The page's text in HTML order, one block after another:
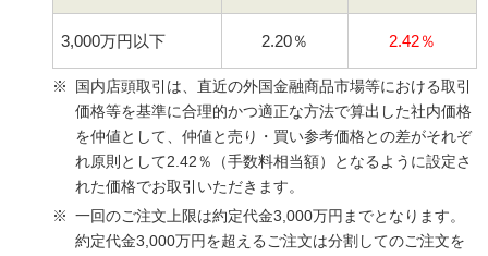
3,000万円以下 2.20％ 2.42％
国内店頭取引は、直近の外国金融商品市場等における取引
価格等を基準に合理的かつ適正な方法で算出した社内価格
を仲値として、仲値と売り・買い参考価格との差がそれぞ
れ原則として2.42％（手数料相当額）となるように設定さ
れた価格でお取引いただきます。
一回のご注文上限は約定代金3,000万円までとなります。
約定代金3,000万円を超えるご注文は分割してのご注文を